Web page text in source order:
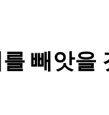
빼앗을